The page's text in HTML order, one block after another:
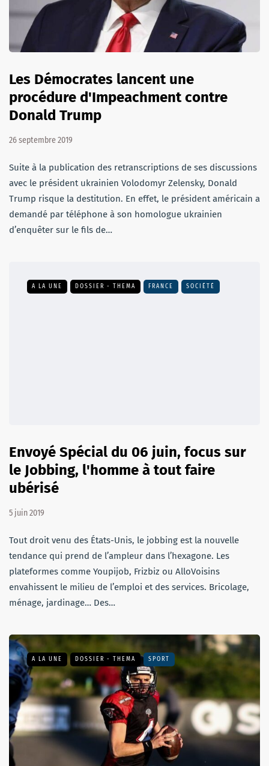
Les Démocrates lancent une
procédure d'Impeachment contre
Donald Trump
26 septembre 2019
Suite à la publication des retranscriptions de ses discussions
avec le président ukrainien Volodomyr Zelensky, Donald
Trump risque la destitution. En effet, le président américain a
demandé par téléphone à son homologue ukrainien
d’enquêter sur le fils de…
A LA UNE DOSSIER - THEMA FRANCE SOCIÉTÉ
Envoyé Spécial du 06 juin, focus sur
le Jobbing, l'homme à tout faire
ubérisé
5 juin 2019
Tout droit venu des États-Unis, le jobbing est la nouvelle
tendance qui prend de l’ampleur dans l’hexagone. Les
plateformes comme Youpijob, Frizbiz ou AlloVoisins
envahissent le milieu de l’emploi et des services. Bricolage,
ménage, jardinage… Des…
A LA UNE DOSSIER - THEMA SPORT